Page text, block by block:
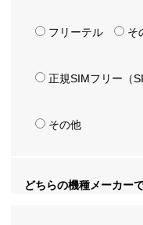
フリーテル そ
正規SIMフリー（
その他
どちらの機種メーカー